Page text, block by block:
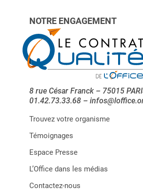
NOTRE ENGAGEMENT
8 rue César Franck – 75015
01.42.73.33.68 –
Trouvez votre organisme
Témoignages
Espace Presse
L’Office dans les médias
Contactez-nous